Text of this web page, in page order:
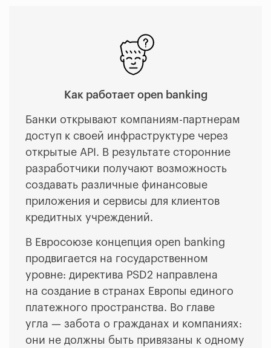
Как работает open banking
Банки открывают компаниям-партнерам
доступ к своей инфраструктуре через
открытые API. В результате сторонние
разработчики получают возможность
создавать различные финансовые
приложения и сервисы для клиентов
кредитных учреждений.
В Евросоюзе концепция open banking
продвигается на государственном
уровне: директива PSD2 направлена
на создание в странах Европы единого
платежного пространства. Во главе
угла — забота о гражданах и компаниях:
они не должны быть привязаны к одному